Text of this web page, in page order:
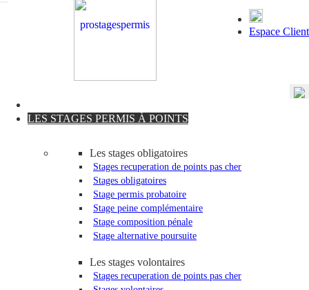
Espace Client
LES STAGES PERMIS À POINTS
Les stages obligatoires
Stages recuperation de points pas cher
Stages obligatoires
Stage permis probatoire
Stage peine complémentaire
Stage composition pénale
Stage alternative poursuite
Les stages volontaires
Stages recuperation de points pas cher